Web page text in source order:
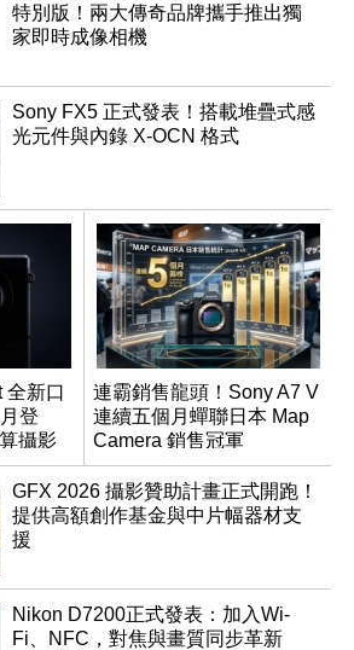
特別版！兩大傳奇品牌攜手推出獨
家即時成像相機
Sony FX5 正式發表！搭載堆疊式感
光元件與內錄 X-OCN 格式
全新口
登
攝影
連霸銷售龍頭！Sony A7 V
連續五個月蟬聯日本 Map
Camera 銷售冠軍
GFX 2026 攝影贊助計畫正式開跑！
提供高額創作基金與中片幅器材支
援
Nikon D7200正式發表：加入Wi-
Fi、NFC，對焦與畫質同步革新